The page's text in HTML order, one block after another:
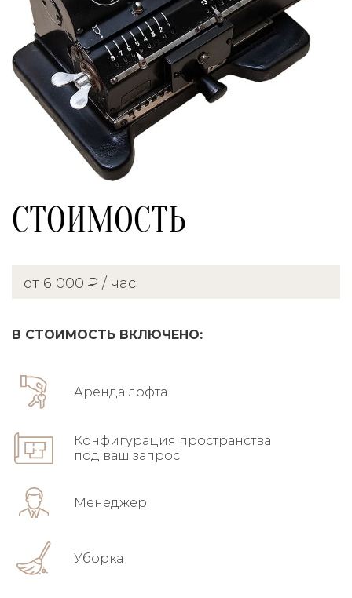
СТОИМОСТЬ
от 6 000 ₽ / час
В СТОИМОСТЬ ВКЛЮЧЕНО:
Аренда лофта
Конфигурация пространства
под ваш запрос
Менеджер
Уборка